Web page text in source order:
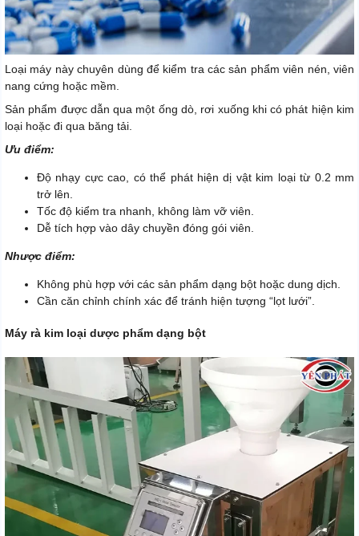
Loại máy này chuyên dùng để kiểm tra các sản phẩm viên nén, viên
nang cứng hoặc mềm.
Sản phẩm được dẫn qua một ống dò, rơi xuống khi có phát hiện kim
loại hoặc đi qua băng tải.
Ưu điểm:
Độ nhạy cực cao, có thể phát hiện dị vật kim loại từ 0.2 mm
trở lên.
Tốc độ kiểm tra nhanh, không làm vỡ viên.
Dễ tích hợp vào dây chuyền đóng gói viên.
Nhược điểm:
Không phù hợp với các sản phẩm dạng bột hoặc dung dịch.
Cần căn chỉnh chính xác để tránh hiện tượng “lọt lưới”.
Máy rà kim loại dược phẩm dạng bột